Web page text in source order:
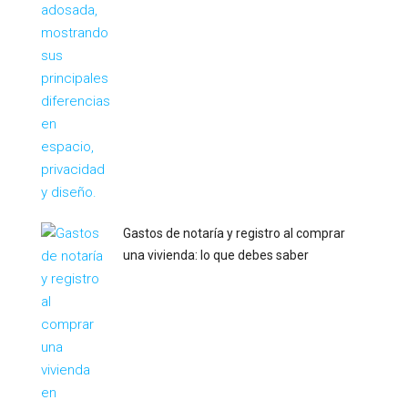
Gastos de notaría y registro al comprar
una vivienda: lo que debes saber